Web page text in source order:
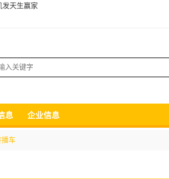
发天生赢家
索
息 企业信息
播车